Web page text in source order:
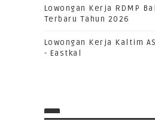
Lowongan Kerja RDMP
Terbaru Tahun 2026
Lowongan Kerja Kaltim
- Eastkal